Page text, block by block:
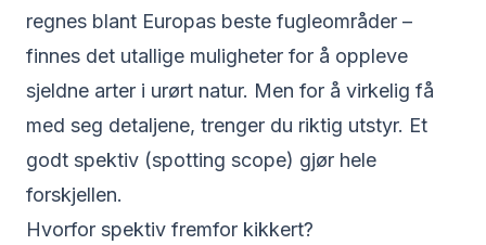
regnes blant Europas beste fugleområder –
finnes det utallige muligheter for å oppleve
sjeldne arter i urørt natur. Men for å virkelig få
med seg detaljene, trenger du riktig utstyr. Et
godt spektiv (spotting scope) gjør hele
forskjellen.
Hvorfor spektiv fremfor kikkert?